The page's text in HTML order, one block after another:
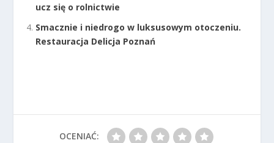
ucz się o rolnictwie
Smacznie i niedrogo w luksusowym otoczeniu.
Restauracja Delicja Poznań
OCENIAĆ: